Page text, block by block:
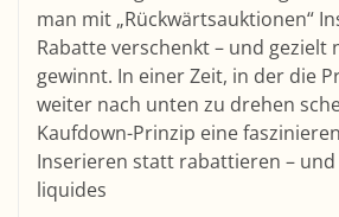
man mit „Rückwärtsauktionen“
Rabatte verschenkt – und gezielt
gewinnt. In einer Zeit, in der die
weiter nach unten zu drehen
Kaufdown-Prinzip eine
Inserieren statt rabattieren –
liquides